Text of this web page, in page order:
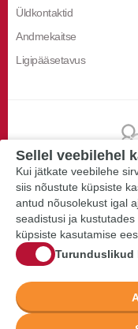
Üldkontaktid
Andmekaitse
Ligipääsetavus
Sellel veebilehel
Kui jätkate veebilehe
siis nõustute küpsiste
antud nõusolekust igal
seadistusi ja
küpsiste kasutamise
Turunduslikud